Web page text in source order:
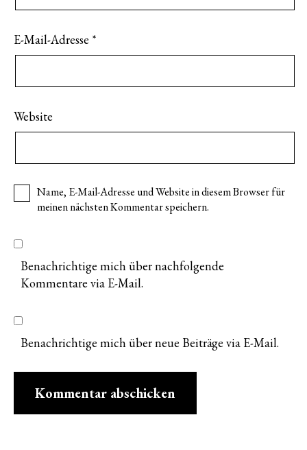
E-Mail-Adresse *
Website
Name, E-Mail-Adresse und Website in diesem Browser für
meinen nächsten Kommentar speichern.
Benachrichtige mich über nachfolgende
Kommentare via E-Mail.
Benachrichtige mich über neue Beiträge via E-Mail.